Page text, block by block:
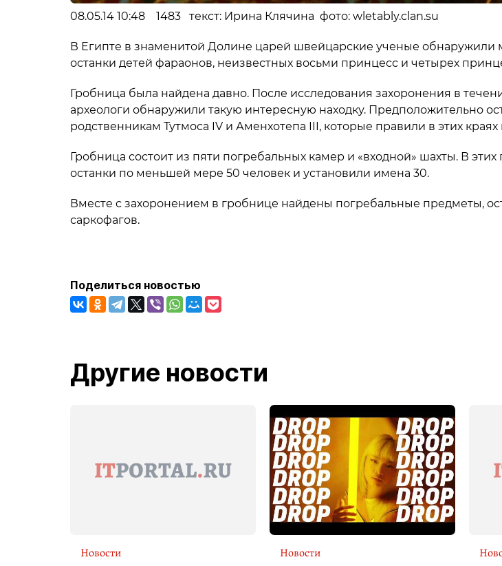
08.05.14 10:48 1483 текст: Ирина Клячина фото: wletably.clan.su
В Египте в знаменитой Долине царей швейцарские ученые
останки детей фараонов, неизвестных восьми принцесс и четырех
Гробница была найдена давно. После исследования захоронения в
археологи обнаружили такую интересную находку. Предположительно
родственникам Тутмоса IV и Аменхотепа III, которые правили в этих краях
Гробница состоит из пяти погребальных камер и «входной» шахты. В
останки по меньшей мере 50 человек и установили имена 30.
Вместе с захоронением в гробнице найдены погребальные предметы,
саркофагов.
Поделиться новостью
Другие новости
Новости Новости